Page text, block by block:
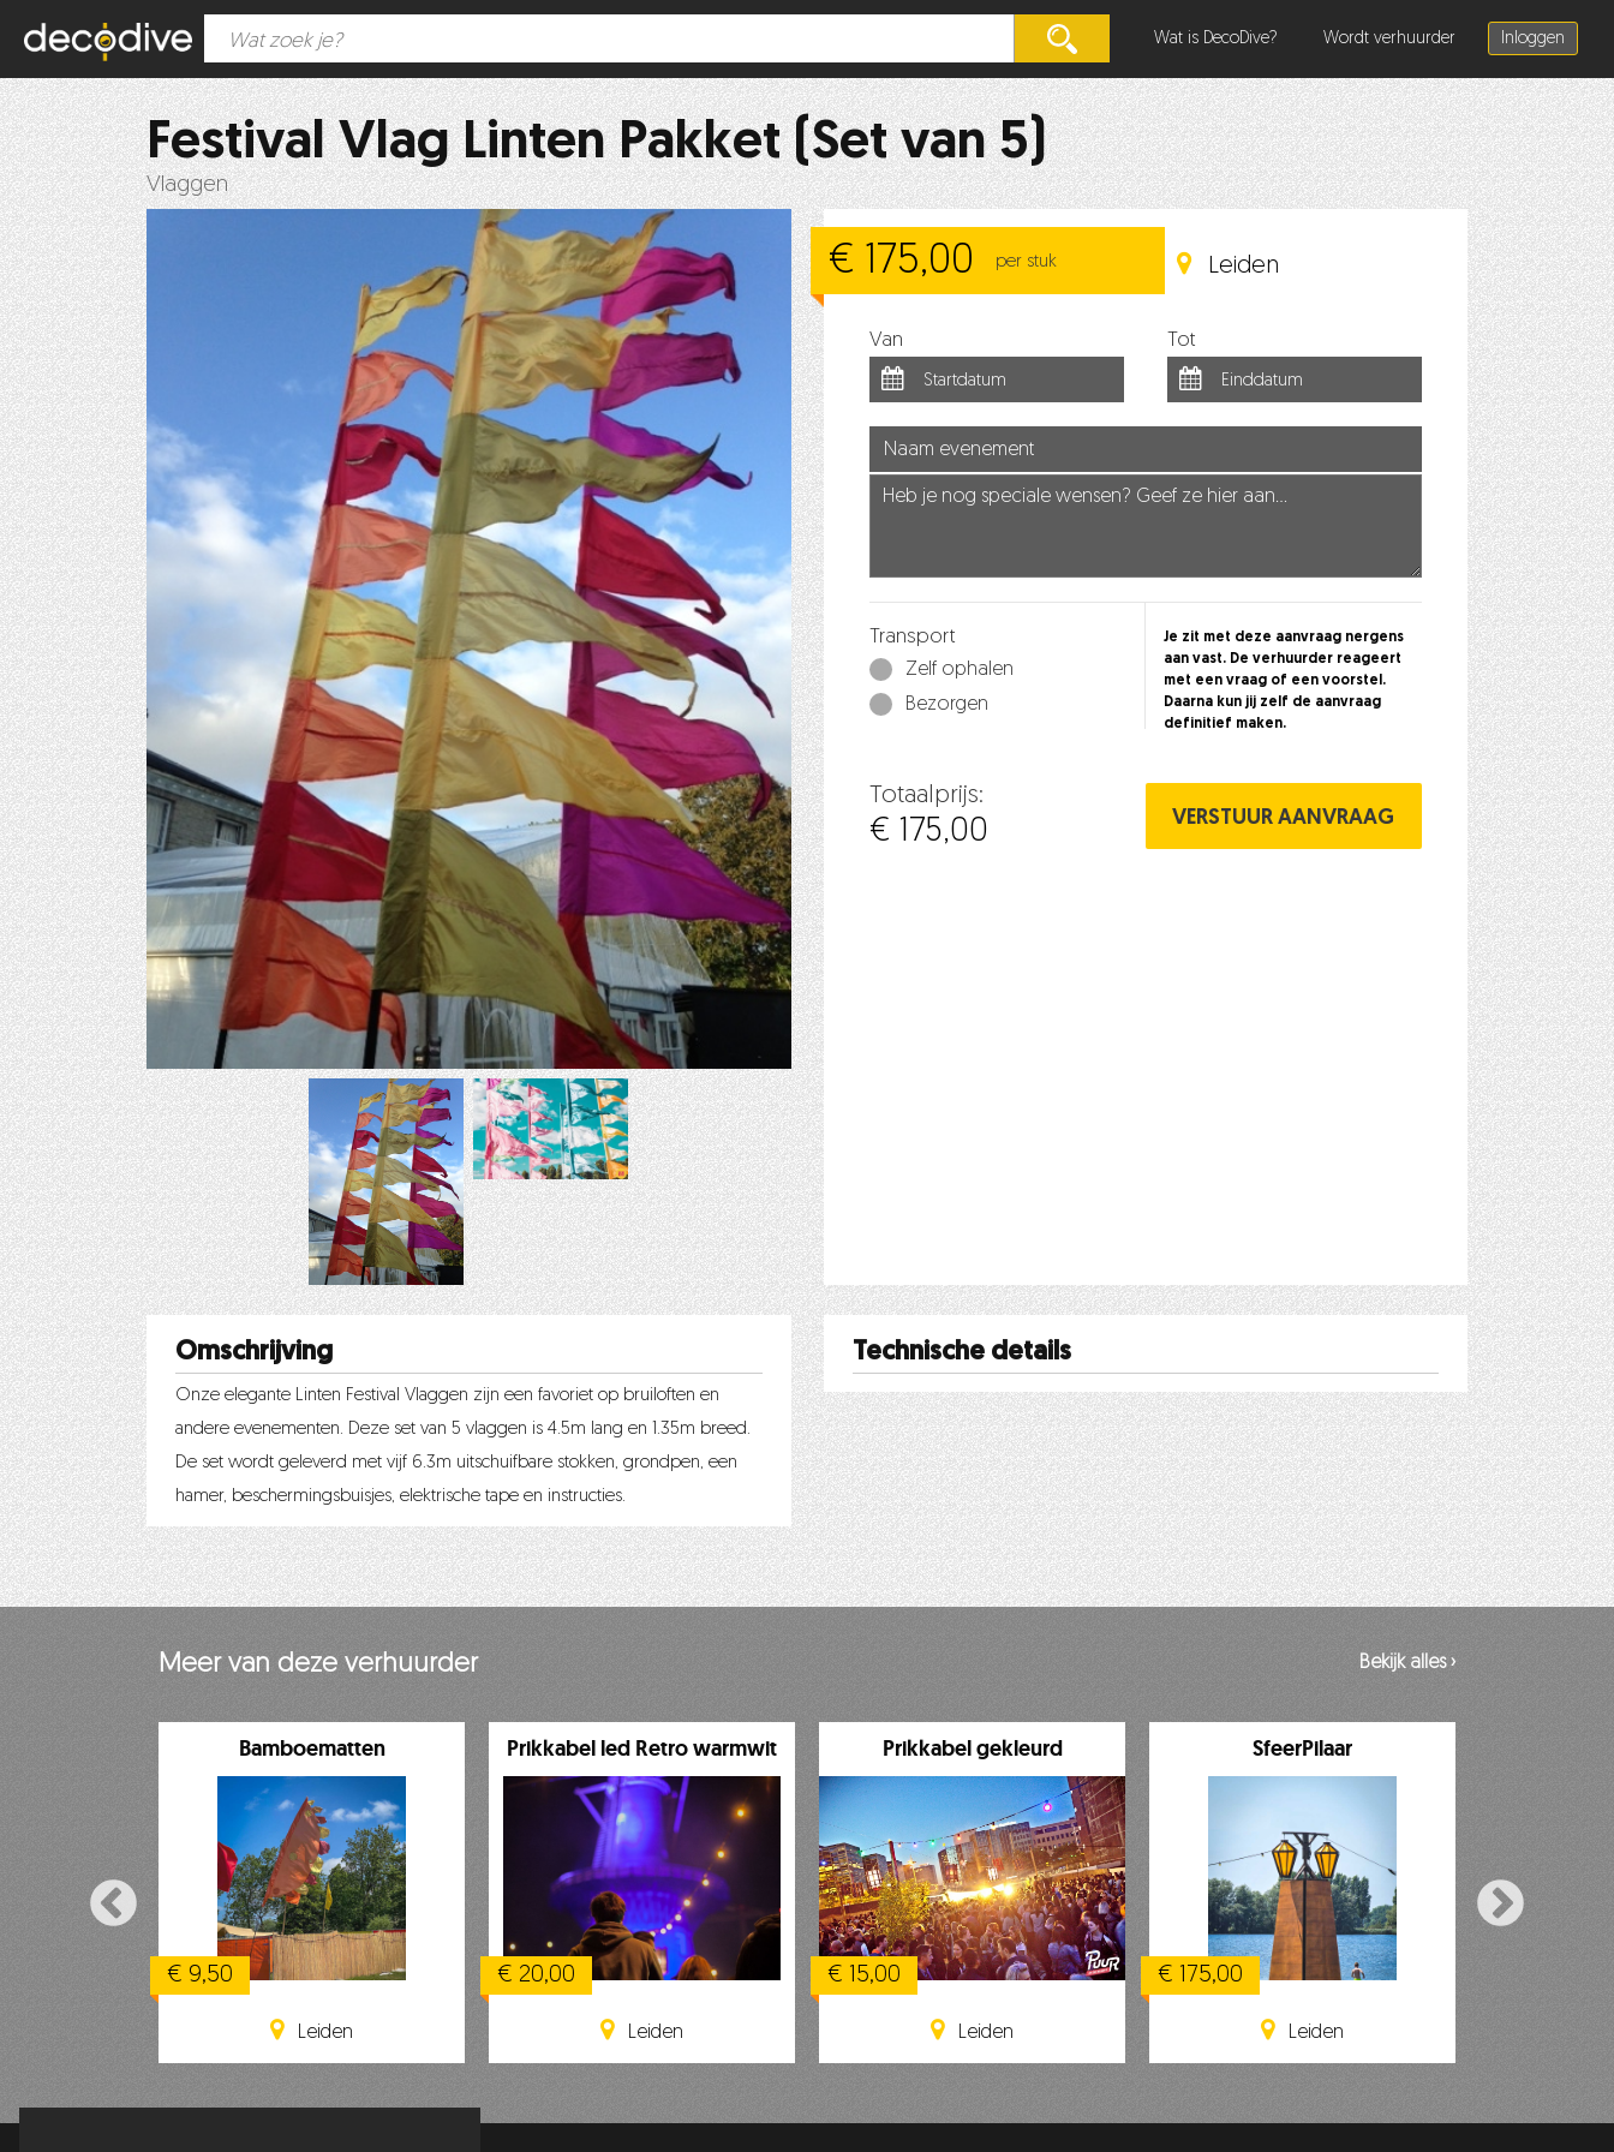
Wat is DecoDive? Wordt verhuurder Inloggen
Festival Vlag Linten Pakket (Set van 5)
Vlaggen
€ 175,00 per stuk Leiden
Van Tot
Transport
Zelf ophalen
Bezorgen
Je zit met deze aanvraag nergens
aan vast. De verhuurder reageert
met een vraag of een voorstel.
Daarna kun jij zelf de aanvraag
definitief maken.
Totaalprijs:
€ 175,00
Omschrijving
Onze elegante Linten Festival Vlaggen zijn een favoriet op bruiloften en
andere evenementen. Deze set van 5 vlaggen is 4.5m lang en 1.35m breed.
De set wordt geleverd met vijf 6.3m uitschuifbare stokken, grondpen, een
hamer, beschermingsbuisjes, elektrische tape en instructies.
Technische details
Meer van deze verhuurder Bekijk alles ›
Bamboematten
€ 9,50
Leiden
Prikkabel led Retro warmwit
€ 20,00
Leiden
Prikkabel gekleurd
€ 15,00
Leiden
SfeerPilaar
€ 175,00
Leiden